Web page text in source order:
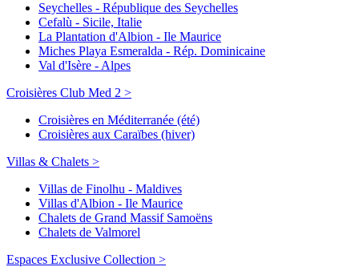
Seychelles - République des Seychelles
Cefalù - Sicile, Italie
La Plantation d'Albion - Ile Maurice
Miches Playa Esmeralda - Rép. Dominicaine
Val d'Isère - Alpes
Croisières Club Med 2 >
Croisières en Méditerranée (été)
Croisières aux Caraïbes (hiver)
Villas & Chalets >
Villas de Finolhu - Maldives
Villas d'Albion - Ile Maurice
Chalets de Grand Massif Samoëns
Chalets de Valmorel
Espaces Exclusive Collection >